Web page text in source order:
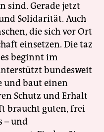
sind. Gerade jetzt
Solidarität. Auch
die sich vor Ort
einsetzen. Die taz
beginnt im
bundesweit
und baut einen
Schutz und Erhalt
braucht guten, frei
– und